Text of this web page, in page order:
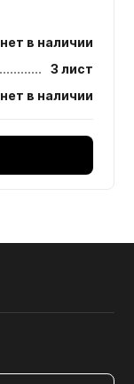
нет в наличии
3 лист
нет в наличии